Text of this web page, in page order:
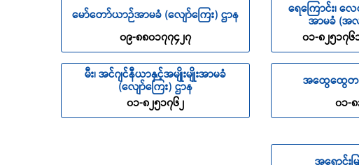
မော်တော်ယာဉ်အာမခံ (လျော်ကြေး) ဌာန
၀၉-၈၈၀၁၇၇၄၂၇
ရေကြောင်း၊ လ
အာမခံ (အ
၀၁-၈၂၅၁၇၆
မီး၊ အင်ဂျင်နီယာနှင့်အမျိုးမျိုးအာမခံ
(လျော်ကြေး) ဌာန
၀၁-၈၂၅၁၇၆၂
အထွေထွေတ
၀၁-